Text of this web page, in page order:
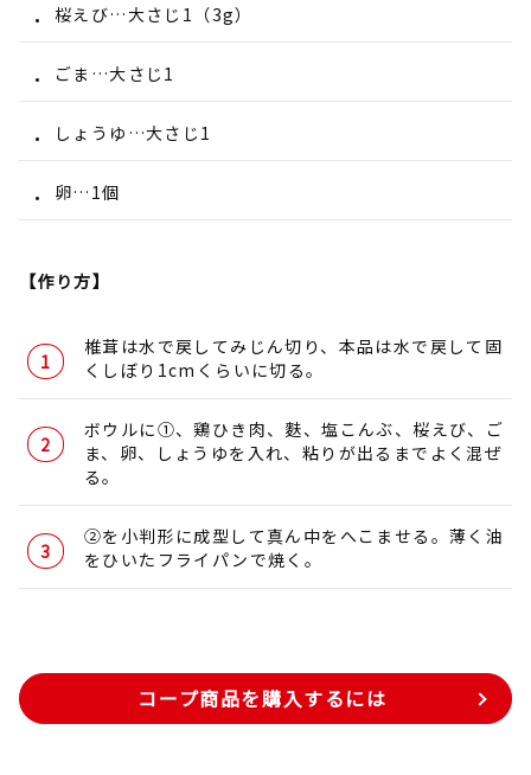
桜えび…大さじ1（3g）
ごま…大さじ1
しょうゆ…大さじ1
卵…1個
【作り方】
椎茸は水で戻してみじん切り、本品は水で戻して固
くしぼり1cmくらいに切る。
ボウルに①、鶏ひき肉、麩、塩こんぶ、桜えび、ご
ま、卵、しょうゆを入れ、粘りが出るまでよく混ぜ
る。
②を小判形に成型して真ん中をへこませる。薄く油
をひいたフライパンで焼く。
コープ商品を購入するには